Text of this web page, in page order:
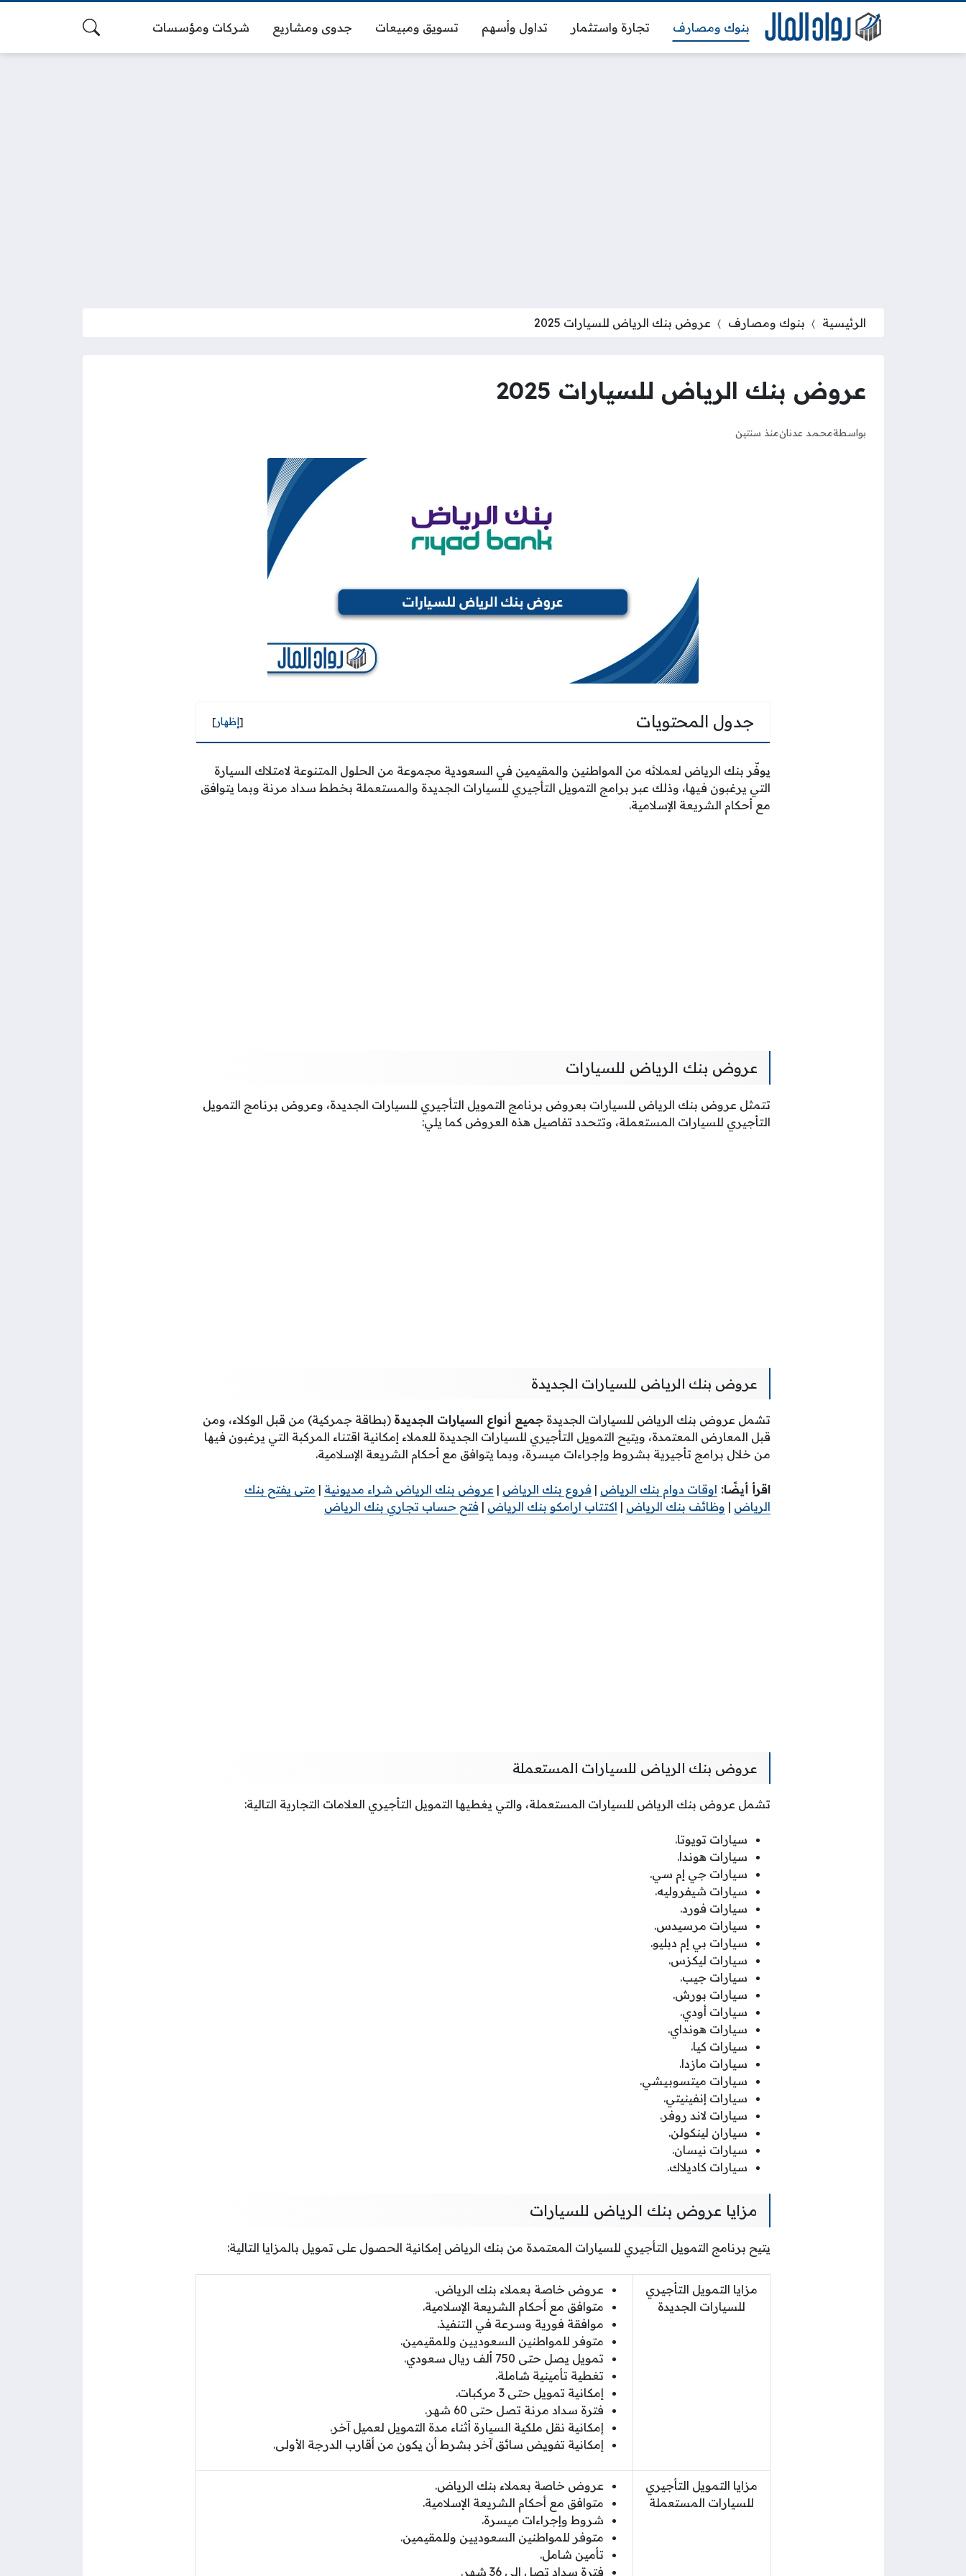
بنوك ومصارف تجارة واستثمار تداول وأسهم تسويق ومبيعات جدوى ومشاريع شركات ومؤسسات
الرئيسية بنوك ومصارف عروض بنك الرياض للسيارات 2025
عروض بنك الرياض للسيارات 2025
بواسطةمحمد عدنانمنذ سنتين
جدول المحتويات [إظهار]
يوفّر بنك الرياض لعملائه من المواطنين والمقيمين في السعودية مجموعة من الحلول المتنوعة لامتلاك السيارة
التي يرغبون فيها، وذلك عبر برامج التمويل التأجيري للسيارات الجديدة والمستعملة بخطط سداد مرنة وبما يتوافق
مع أحكام الشريعة الإسلامية.
عروض بنك الرياض للسيارات
تتمثل عروض بنك الرياض للسيارات بعروض برنامج التمويل التأجيري للسيارات الجديدة، وعروض برنامج التمويل
التأجيري للسيارات المستعملة، وتتحدد تفاصيل هذه العروض كما يلي:
عروض بنك الرياض للسيارات الجديدة
تشمل عروض بنك الرياض للسيارات الجديدة جميع أنواع السيارات الجديدة (بطاقة جمركية) من قبل الوكلاء، ومن
قبل المعارض المعتمدة، ويتيح التمويل التأجيري للسيارات الجديدة للعملاء إمكانية اقتناء المركبة التي يرغبون فيها
من خلال برامج تأجيرية بشروط وإجراءات ميسرة، وبما يتوافق مع أحكام الشريعة الإسلامية.
اقرأ أيضًا: اوقات دوام بنك الرياض | فروع بنك الرياض | عروض بنك الرياض شراء مديونية | متى يفتح بنك
الرياض | وظائف بنك الرياض | اكتتاب ارامكو بنك الرياض | فتح حساب تجاري بنك الرياض
عروض بنك الرياض للسيارات المستعملة
تشمل عروض بنك الرياض للسيارات المستعملة، والتي يغطيها التمويل التأجيري العلامات التجارية التالية:
سيارات تويوتا.
سيارات هوندا.
سيارات جي إم سي.
سيارات شيفروليه.
سيارات فورد.
سيارات مرسيدس.
سيارات بي إم دبليو.
سيارات ليكزس.
سيارات جيب.
سيارات بورش.
سيارات أودي.
سيارات هونداي.
سيارات كيا.
سيارات مازدا.
سيارات ميتسوبيشي.
سيارات إنفينيتي.
سيارات لاند روفر.
سياران لينكولن.
سيارات نيسان.
سيارات كاديلاك.
مزايا عروض بنك الرياض للسيارات
يتيح برنامج التمويل التأجيري للسيارات المعتمدة من بنك الرياض إمكانية الحصول على تمويل بالمزايا التالية:
مزايا التمويل التأجيري
للسيارات الجديدة
عروض خاصة بعملاء بنك الرياض.
متوافق مع أحكام الشريعة الإسلامية.
موافقة فورية وسرعة في التنفيذ.
متوفر للمواطنين السعوديين وللمقيمين.
تمويل يصل حتى 750 ألف ريال سعودي.
تغطية تأمينية شاملة.
إمكانية تمويل حتى 3 مركبات.
فترة سداد مرنة تصل حتى 60 شهر.
إمكانية نقل ملكية السيارة أثناء مدة التمويل لعميل آخر.
إمكانية تفويض سائق آخر بشرط أن يكون من أقارب الدرجة الأولى.
مزايا التمويل التأجيري
للسيارات المستعملة
عروض خاصة بعملاء بنك الرياض.
متوافق مع أحكام الشريعة الإسلامية.
شروط وإجراءات ميسرة.
متوفر للمواطنين السعوديين وللمقيمين.
تأمين شامل.
فترة سداد تصل إلى 36 شهر.